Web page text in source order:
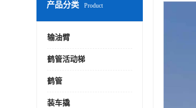
产品分类 Product
输油臂
鹤管活动梯
鹤管
装车撬